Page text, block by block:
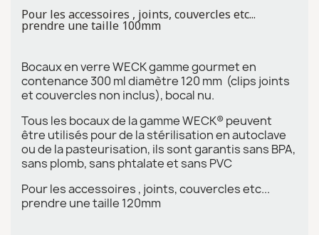
Pour les accessoires , joints, couvercles etc...
prendre une taille 100mm
Bocaux en verre WECK gamme gourmet en
contenance 300 ml diamètre 120 mm (clips joints
et couvercles non inclus), bocal nu.
Tous les bocaux de la gamme WECK® peuvent
être utilisés pour de la stérilisation en autoclave
ou de la pasteurisation, ils sont garantis sans BPA,
sans plomb, sans phtalate et sans PVC
Pour les accessoires , joints, couvercles etc...
prendre une taille 120mm